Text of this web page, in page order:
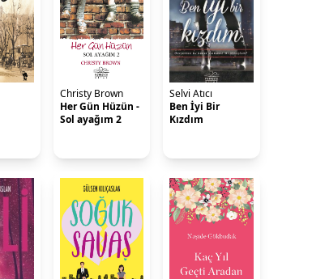
Christy Brown
Her Gün Hüzün -
Sol ayağım 2
Selvi Atıcı
Ben İyi Bir
Kızdım